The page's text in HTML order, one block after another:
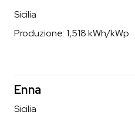
Sicilia
Produzione:1,518kWh/kWp
Enna
Sicilia